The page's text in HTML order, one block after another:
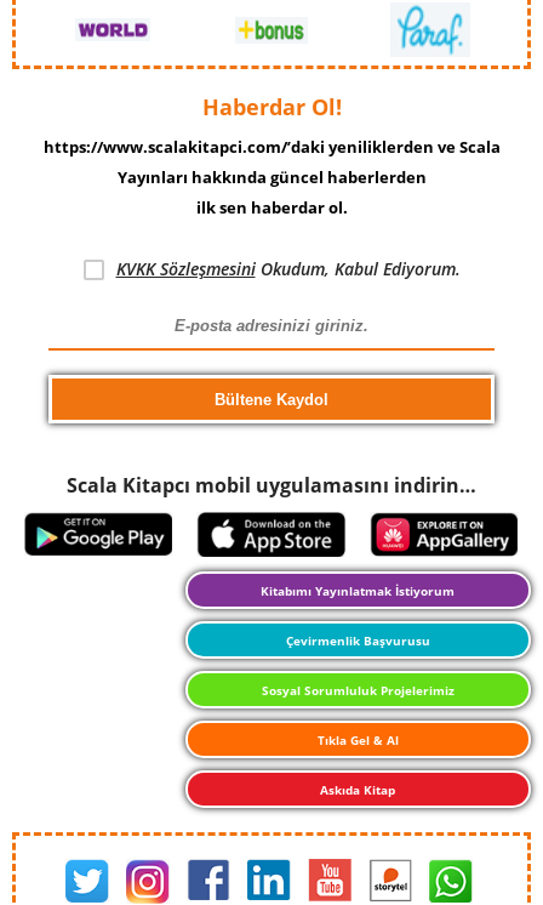
Haberdar Ol!
https://www.scalakitapci.com/’daki yeniliklerden ve Scala
Yayınları hakkında güncel haberlerden
ilk sen haberdar ol.
KVKK SözleşmesiniOkudum, Kabul Ediyorum.
Scala Kitapcı mobil uygulamasını indirin…
Kitabımı Yayınlatmak İstiyorum
Çevirmenlik Başvurusu
Sosyal Sorumluluk Projelerimiz
Tıkla Gel & Al
Askıda Kitap